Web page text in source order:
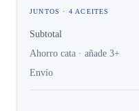
JUNTOS · 4 ACEITES
Subtotal
Ahorro cata · añade 3+
Envío